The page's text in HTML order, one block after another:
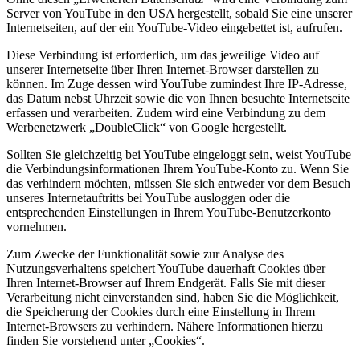
Server von YouTube in den USA hergestellt, sobald Sie eine unserer
Internetseiten, auf der ein YouTube-Video eingebettet ist, aufrufen.
Diese Verbindung ist erforderlich, um das jeweilige Video auf
unserer Internetseite über Ihren Internet-Browser darstellen zu
können. Im Zuge dessen wird YouTube zumindest Ihre IP-Adresse,
das Datum nebst Uhrzeit sowie die von Ihnen besuchte Internetseite
erfassen und verarbeiten. Zudem wird eine Verbindung zu dem
Werbenetzwerk „DoubleClick“ von Google hergestellt.
Sollten Sie gleichzeitig bei YouTube eingeloggt sein, weist YouTube
die Verbindungsinformationen Ihrem YouTube-Konto zu. Wenn Sie
das verhindern möchten, müssen Sie sich entweder vor dem Besuch
unseres Internetauftritts bei YouTube ausloggen oder die
entsprechenden Einstellungen in Ihrem YouTube-Benutzerkonto
vornehmen.
Zum Zwecke der Funktionalität sowie zur Analyse des
Nutzungsverhaltens speichert YouTube dauerhaft Cookies über
Ihren Internet-Browser auf Ihrem Endgerät. Falls Sie mit dieser
Verarbeitung nicht einverstanden sind, haben Sie die Möglichkeit,
die Speicherung der Cookies durch eine Einstellung in Ihrem
Internet-Browsers zu verhindern. Nähere Informationen hierzu
finden Sie vorstehend unter „Cookies“.